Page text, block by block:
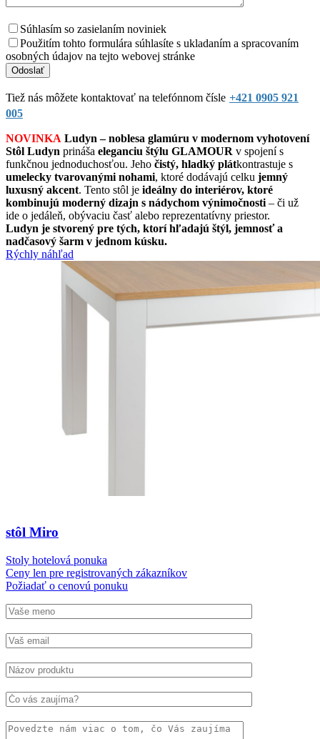
Súhlasím so zasielaním noviniek
Použitím tohto formulára súhlasíte s ukladaním a spracovaním
osobných údajov na tejto webovej stránke
Tiež nás môžete kontaktovať na telefónnom čísle +421 0905 921
005
NOVINKA Ludyn – noblesa glamúru v modernom vyhotovení
Stôl Ludyn prináša eleganciu štýlu GLAMOUR v spojení s
funkčnou jednoduchosťou. Jeho čistý, hladký plátkontrastuje s
umelecky tvarovanými nohami, ktoré dodávajú celku jemný
luxusný akcent. Tento stôl je ideálny do interiérov, ktoré
kombinujú moderný dizajn s nádychom výnimočnosti – či už
ide o jedáleň, obývaciu časť alebo reprezentatívny priestor.
Ludyn je stvorený pre tých, ktorí hľadajú štýl, jemnosť a
nadčasový šarm v jednom kúsku.
Rýchly náhľad
stôl Miro
Stoly hotelová ponuka
Ceny len pre registrovaných zákazníkov
Požiadať o cenovú ponuku